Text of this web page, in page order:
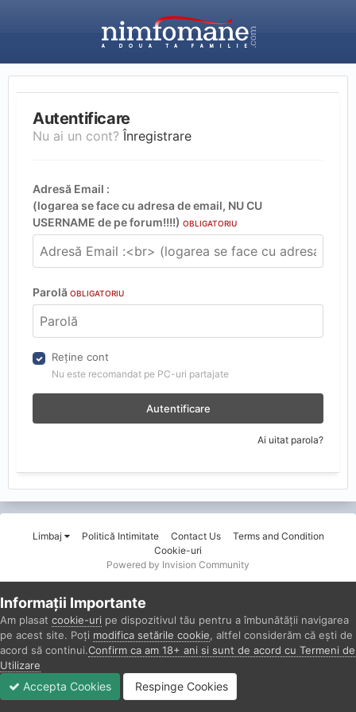
Autentificare
Nu ai un cont? Înregistrare
Adresă Email :
(logarea se face cu adresa de email, NU CU
USERNAME de pe forum!!!!) OBLIGATORIU
Parolă OBLIGATORIU
Reține cont
Nu este recomandat pe PC-uri partajate
Autentificare
Ai uitat parola?
Limbaj Politică Intimitate Contact Us
Terms and Condition
Cookie-uri
Powered by Invision Community
Informații Importante
Am plasat cookie-uri pe dispozitivul tău pentru a îmbunătății navigarea
pe acest site. Poți modifica setările cookie , altfel considerăm că ești de
acord să continui.Confirm ca am 18+ ani si sunt de acord cu Termeni de
Utilizare
Accepta Cookies Respinge Cookies
Înregistrare